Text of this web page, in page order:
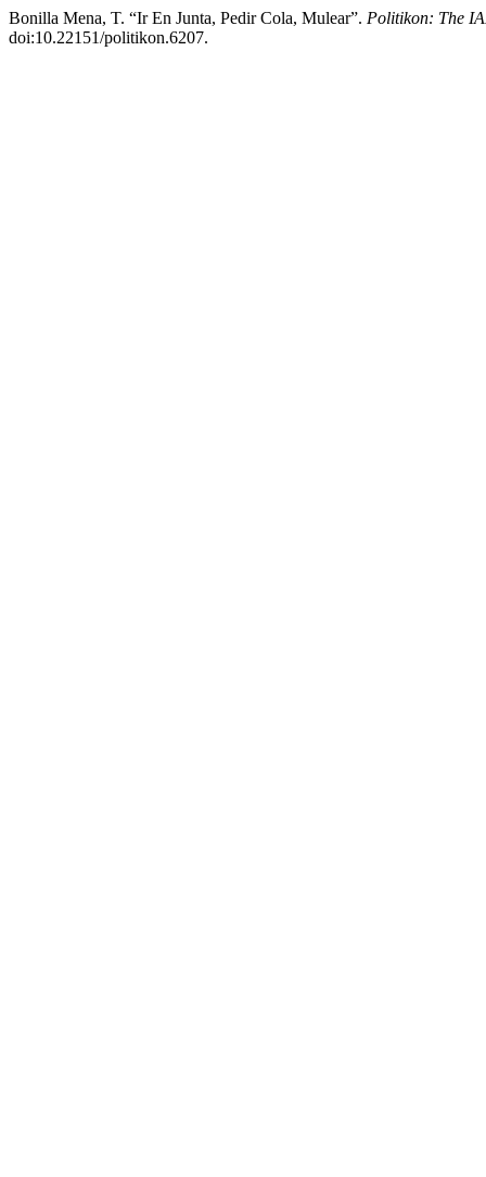
Bonilla Mena, T. “Ir En Junta, Pedir Cola, Mulear”. Politikon: The
doi:10.22151/politikon.6207.